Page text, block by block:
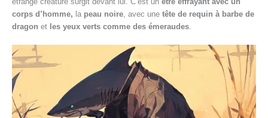
corps d’homme, la peau noire , avec une tête de requin à barbe de
dragon et les yeux verts comme des émeraudes